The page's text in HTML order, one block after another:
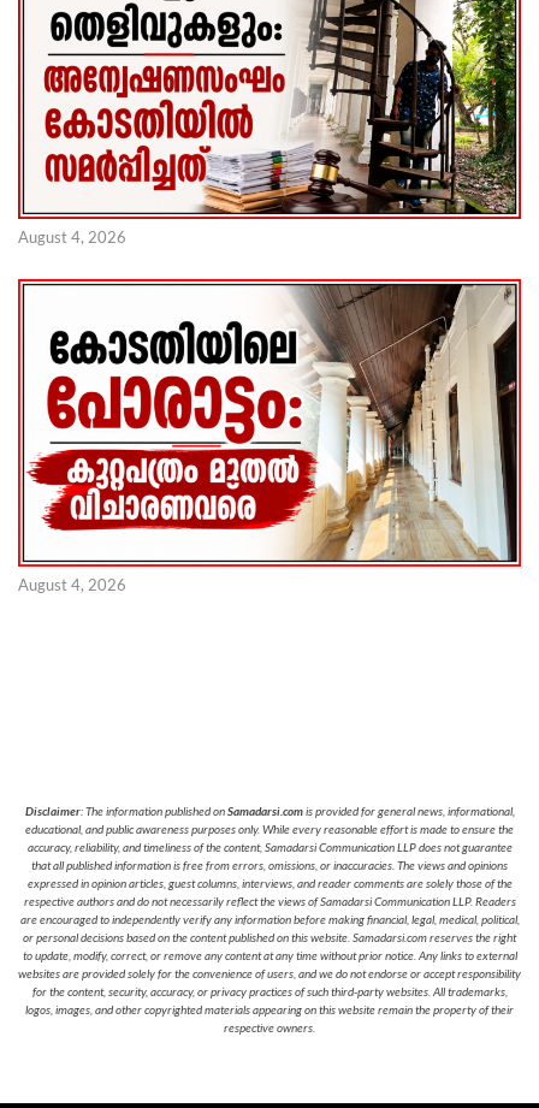
August 4, 2026
August 4, 2026
Disclaimer: The information published onSamadarsi.comis provided for general news, informational,
educational, and public awareness purposes only. While every reasonable effort is made to ensure the
accuracy, reliability, and timeliness of the content, Samadarsi Communication LLP does not guarantee
that all published information is free from errors, omissions, or inaccuracies. The views and opinions
expressed in opinion articles, guest columns, interviews, and reader comments are solely those of the
respective authors and do not necessarily reflect the views of Samadarsi Communication LLP. Readers
are encouraged to independently verify any information before making financial, legal, medical, political,
or personal decisions based on the content published on this website. Samadarsi.com reserves the right
to update, modify, correct, or remove any content at any time without prior notice. Any links to external
websites are provided solely for the convenience of users, and we do not endorse or accept responsibility
for the content, security, accuracy, or privacy practices of such third-party websites. All trademarks,
logos, images, and other copyrighted materials appearing on this website remain the property of their
respective owners.